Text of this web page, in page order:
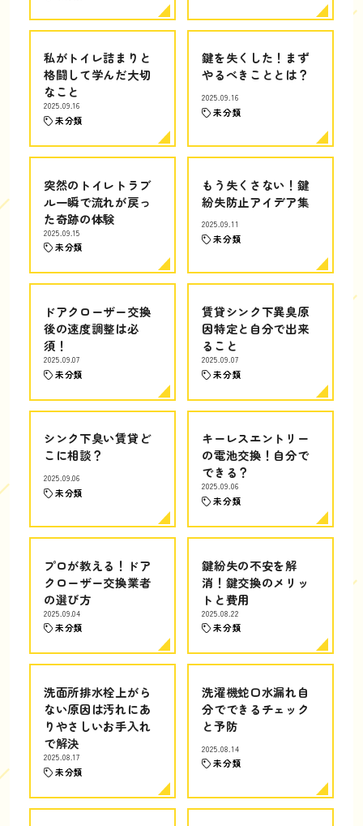
私がトイレ詰まりと
格闘して学んだ大切
なこと
2025.09.16
未分類
鍵を失くした！まず
やるべきこととは？
2025.09.16
未分類
突然のトイレトラブ
ル一瞬で流れが戻っ
た奇跡の体験
2025.09.15
未分類
もう失くさない！鍵
紛失防止アイデア集
2025.09.11
未分類
ドアクローザー交換
後の速度調整は必
須！
2025.09.07
未分類
賃貸シンク下異臭原
因特定と自分で出来
ること
2025.09.07
未分類
シンク下臭い賃貸ど
こに相談？
2025.09.06
未分類
キーレスエントリー
の電池交換！自分で
できる？
2025.09.06
未分類
プロが教える！ドア
クローザー交換業者
の選び方
2025.09.04
未分類
鍵紛失の不安を解
消！鍵交換のメリッ
トと費用
2025.08.22
未分類
洗面所排水栓上がら
ない原因は汚れにあ
りやさしいお手入れ
で解決
2025.08.17
未分類
洗濯機蛇口水漏れ自
分でできるチェック
と予防
2025.08.14
未分類